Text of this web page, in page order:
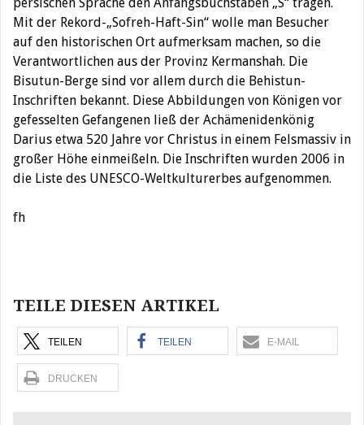
Mit der Rekord-„Sofreh-Haft-Sin“ wolle man Besucher
auf den historischen Ort aufmerksam machen, so die
Verantwortlichen aus der Provinz Kermanshah. Die
Bisutun-Berge sind vor allem durch die Behistun-
Inschriften bekannt. Diese Abbildungen von Königen vor
gefesselten Gefangenen ließ der Achämenidenkönig
Darius etwa 520 Jahre vor Christus in einem Felsmassiv in
großer Höhe einmeißeln. Die Inschriften wurden 2006 in
die Liste des UNESCO-Weltkulturerbes aufgenommen.
fh
TEILE DIESEN ARTIKEL
TEILEN TEILEN E-MAIL
DRUCKEN